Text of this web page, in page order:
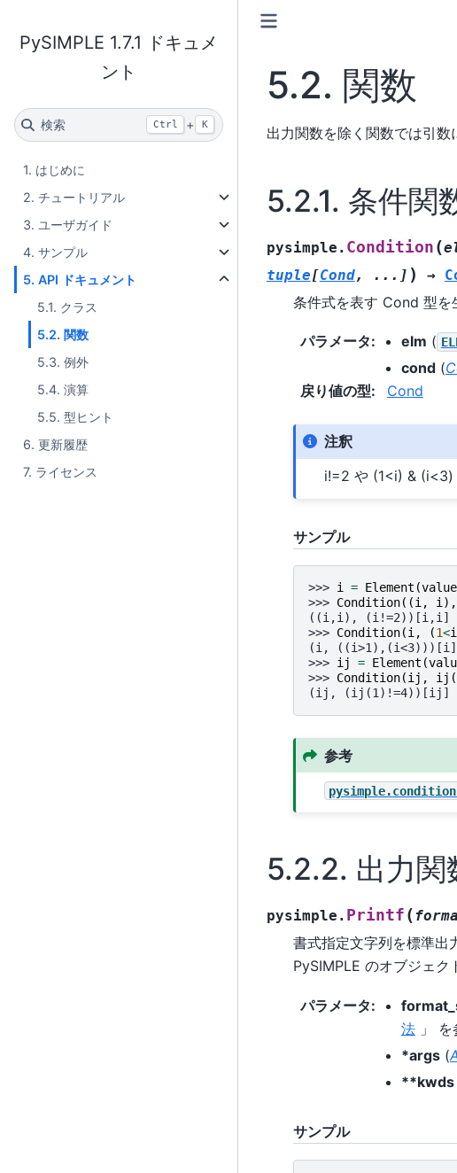
PySIMPLE 1.7.1 ドキュメ
ント
検索 Ctrl + K
1. はじめに
2. チュートリアル
3. ユーザガイド
4. サンプル
5. API ドキュメント
5.1. クラス
5.2. 関数
5.3. 例外
5.4. 演算
5.5. 型ヒント
6. 更新履歴
7. ライセンス
5.2. 関数
出力関数を除く関数では引数
5.2.1. 条件関
pysimple. Condition (
tuple[Cond, ... ] ) →
条件式を表す Cond 型を
パラメータ: elm (
cond(
戻り値の型: Cond
注釈
i!=2 や (1<i) & (i<3)
サンプル
>>> i = Element (value
>>> Condition((i, i),
((i,i), (i!=2))[i,i]
>>> Condition(i, (1<i
(i,
>>> ij = Element (
>>> Condition(ij , ij (
(ij, (ij(1)!=4))[ij]
参考
5.2.2. 出力関
pysimple. Printf (
書式指定文字列を標準出
PySIMPLE のオブジェク
パラメータ:
法」 を
*args(
**kwds
サンプル